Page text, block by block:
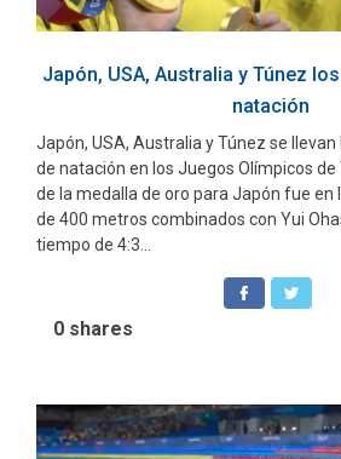
Japón, USA, Australia y Túnez
natación
Japón, USA, Australia y Túnez se
de natación en los Juegos Olímpicos de
de la medalla de oro para Japón fue
de 400 metros combinados con Yui
tiempo de 4:3...
0 shares